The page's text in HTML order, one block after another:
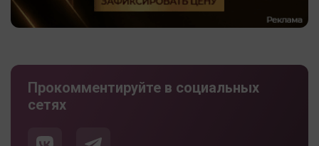
Прокомментируйте в социальных
сетях